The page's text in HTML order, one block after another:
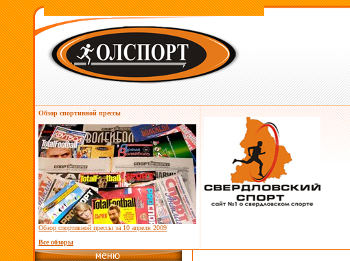
Обзор спортивной прессы
Обзор спортивной прессы за 10 апреля 2009
Все обзоры